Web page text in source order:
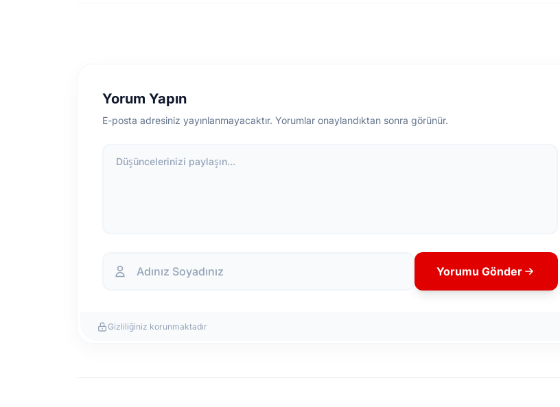
Yorum Yapın
E-posta adresiniz yayınlanmayacaktır. Yorumlar onaylandıktan sonra görünür.
Düşüncelerinizi paylaşın...
Yorumu Gönder
Gizliliğiniz korunmaktadır